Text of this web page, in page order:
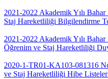
2021-2022 Akademik Yılı
Staj Hareketliliği Bilgilendirme
2021-2022 Akademik Yılı
Öğrenim ve Staj Hareketliliği
2020-1-TR01-KA103-081316
ve Staj Hareketliliği Hibe